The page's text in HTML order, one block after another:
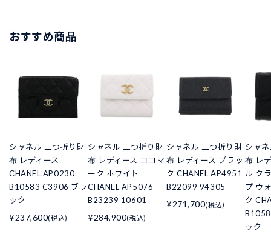
おすすめ商品
シャネル 三つ折り財
布 レディース
CHANEL AP0230
B10583 C3906 ブラ
ック
¥237,600(税込)
シャネル 三つ折り財
布 レディース ココマ
ーク ホワイト
CHANEL AP5076
B23239 10601
¥284,900(税込)
シャネル 三つ折り財
布 レディース ブラッ
ク CHANEL AP4951
B22099 94305
¥271,700(税込)
シャ
布 レ
ル ク
プ ウ
ク
ック